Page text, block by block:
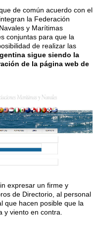
de común acuerdo con el
la Federación
y Marítimas
conjuntas para que la
de realizar las
sigue siendo la
de la página web de
expresar un firme y
de Directorio, al personal
que hacen posible que la
y viento en contra.